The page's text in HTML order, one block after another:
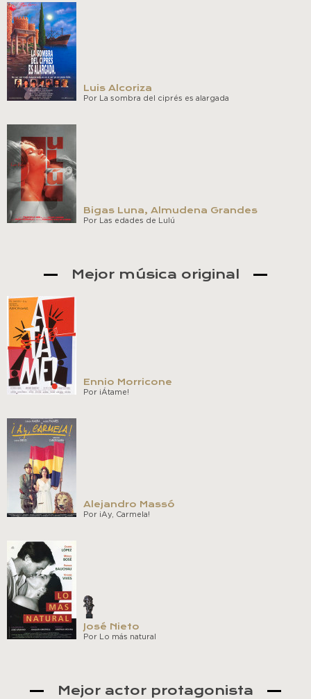
Luis Alcoriza
Por La sombra del ciprés es alargada
Bigas Luna, Almudena Grandes
Por Las edades de Lulú
Mejor música original
Ennio Morricone
Por ¡Átame!
Alejandro Massó
Por ¡Ay, Carmela!
José Nieto
Por Lo más natural
Mejor actor protagonista